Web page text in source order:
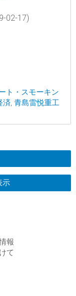
02-17)
ト・スモーキン
済, 青島雷悦重工
示
報
て